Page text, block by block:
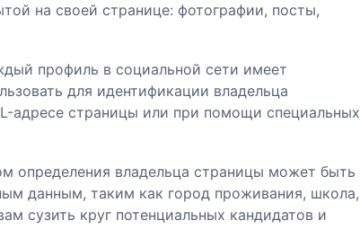
на своей странице: фотографии, посты,
профиль в социальной сети имеет
для идентификации владельца
адресе страницы или при помощи специальных
определения владельца страницы может быть
данным, таким как город проживания, школа,
сузить круг потенциальных кандидатов и